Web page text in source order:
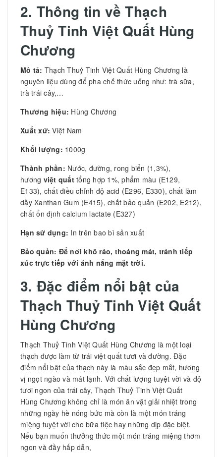
2. Thông tin vềThạch
Thuỷ Tinh Việt Quất Hùng
Chương
Mô tả: Thạch Thuỷ Tinh Việt Quất Hùng Chương là
nguyên liệu dùng để pha chế thức uống như: trà sữa,
trà trái cây,…
Thương hiệu: Hùng Chương
Xuất xứ:Việt Nam
Khối lượng: 1000g
Thành phần: Nước, đường, rong biển (1,3%),
hương việt quấttổng hợp 1%, phẩm màu (E129,
E133), chất điều chỉnh độ acid (E296, E330), chất làm
dầy Xanthan Gum (E415), chất bảo quản (E202, E212),
chất ổn định calcium lactate (E327)
Hạn sử dụng: In trên bao bì sản xuất
Bảo quản: Để nơi khô ráo, thoáng mát, tránh tiếp
xúc trực tiếp với ánh nắng mặt trời.
3. Đặc điểm nổi bật của
Thạch Thuỷ Tinh Việt Quất
Hùng Chương
Thạch Thuỷ Tinh Việt Quất Hùng Chương là một loại
thạch được làm từ trái việt quất tươi và đường. Đặc
điểm nổi bật của thạch này là màu sắc đẹp mắt, hương
vị ngọt ngào và mát lạnh. Với chất lượng tuyệt vời và độ
tươi ngon của trái cây, Thạch Thuỷ Tinh Việt Quất
Hùng Chương không chỉ là món ăn vặt giải nhiệt trong
những ngày hè nóng bức mà còn là một món tráng
miệng tuyệt vời cho bữa tiệc hay những dịp đặc biệt.
Nếu bạn muốn thưởng thức một món tráng miệng thơm
ngon và đầy hấp dẫn,